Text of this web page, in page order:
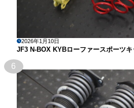
2026年1月10日
JF3 N-BOX KYBローファースポーツ
6